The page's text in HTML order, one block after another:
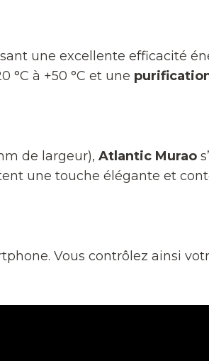
une excellente efficacité
°C à +50 °C et une
de largeur), Atlantic Murao
une touche élégante et
Vous contrôlez ainsi